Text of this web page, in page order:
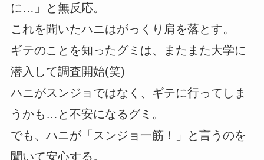
に…」と無反応。
これを聞いたハニはがっくり肩を落とす。
ギテのことを知ったグミは、またまた大学に
潜入して調査開始(笑)
ハニがスンジョではなく、ギテに行ってしま
うかも…と不安になるグミ。
でも、ハニが「スンジョ一筋！」と言うのを
聞いて安心する。